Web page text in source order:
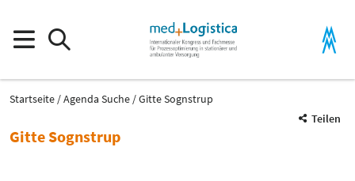
Startseite Agenda Suche
Gitte Sognstrup
Teilen
Gitte Sognstrup